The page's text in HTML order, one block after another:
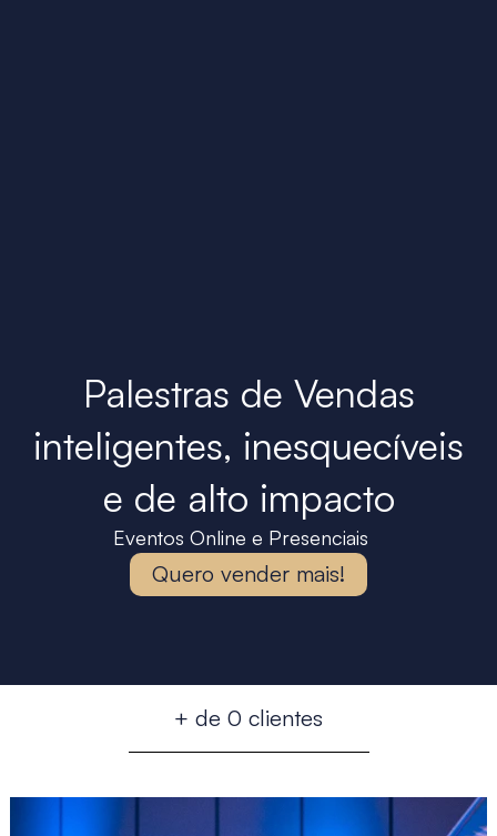
Palestras de Vendas
inteligentes, inesquecíveis
e de alto impacto
Eventos Online e Presenciais
Quero vender mais!
+ de 0 clientes